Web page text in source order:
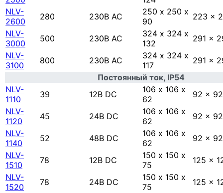
NLV-
2600
280 230В AC
250 х 250 х
90
223 x
NLV-
3000
500 230В AC
324 х 324 х
132
291 x
NLV-
3100
800 230В AC
324 х 324 х
117
291 x
Постоянный ток, IP54
NLV-
1110
39 12В DC
106 х 106 х
62
92 x 92
NLV-
1120
45 24В DC
106 х 106 х
62
92 x 92
NLV-
1140
52 48В DC
106 х 106 х
62
92 x 92
NLV-
1510
78 12В DC
150 х 150 х
75
125 x
NLV-
1520
78 24В DC
150 х 150 х
75
125 x